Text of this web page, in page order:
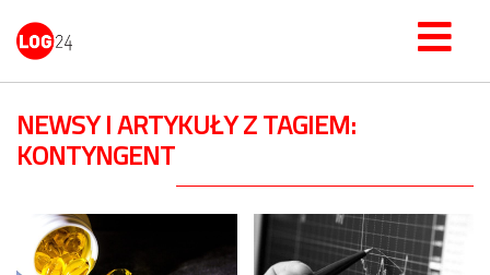
NEWSY I ARTYKUŁY Z TAGIEM:
KONTYNGENT